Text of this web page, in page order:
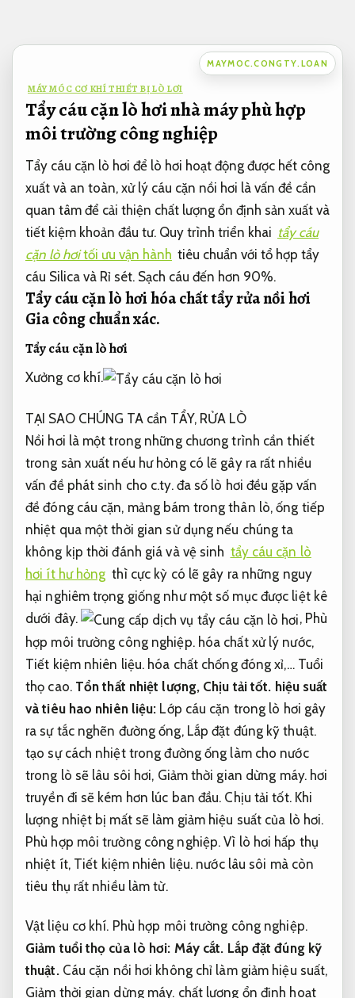
nội
MAYMOC.CONGTY.LOAN
MÁY MÓC CƠ KHÍ THIẾT BỊ LÒ LƠI
Tẩy cáu cặn lò hơi nhà máy phù hợp
môi trường công nghiệp
Tẩy cáu cặn lò hơi để lò hơi hoạt động được hết công
xuất và an toàn, xử lý cáu cặn nồi hơi là vấn đề cần
quan tâm để cải thiện chất lượng ổn định sản xuất và
tiết kiệm khoản đầu tư. Quy trình triển khai tẩy cáu
cặn lò hơitối ưu vận hành tiêu chuẩn với tổ hợp tẩy
cáu Silica và Rỉ sét. Sạch cáu đến hơn 90%.
Tẩy cáu cặn lò hơi hóa chất tẩy rửa nồi hơi
Gia công chuẩn xác.
Tẩy cáu cặn lò hơi
Xưởng cơ khí.
TẠI SAO CHÚNG TA cần TẨY, RỬA LÒ
Nồi hơi là một trong những chương trình cần thiết
trong sản xuất nếu hư hỏng có lẽ gây ra rất nhiều
vấn đề phát sinh cho c.ty. đa số lò hơi đều gặp vấn
đề đóng cáu cặn, mảng bám trong thân lò, ống tiếp
nhiệt qua một thời gian sử dụng nếu chúng ta
không kịp thời đánh giá và vệ sinh tẩy cáu cặn lò
hơi ít hư hỏng thì cực kỳ có lẽ gây ra những nguy
hại nghiêm trọng giống như một số mục được liệt kê
dưới đây.
, Phù
hợp môi trường công nghiệp.hóa chất xử lý nước,
Tiết kiệm nhiên liệu. hóa chất chống đóng xỉ,… Tuổi
thọ cao. Tổn thất nhiệt lượng, Chịu tải tốt. hiệu suất
và tiêu hao nhiên liệu: Lớp cáu cặn trong lò hơi gây
ra sự tắc nghẽn đường ống, Lắp đặt đúng kỹ thuật.
tạo sự cách nhiệt trong đường ống làm cho nước
trong lò sẽ lâu sôi hơi, Giảm thời gian dừng máy.hơi
truyền đi sẽ kém hơn lúc ban đầu. Chịu tải tốt.Khi
lượng nhiệt bị mất sẽ làm giảm hiệu suất của lò hơi.
Phù hợp môi trường công nghiệp. Vì lò hơi hấp thụ
nhiệt ít, Tiết kiệm nhiên liệu. nước lâu sôi mà còn
tiêu thụ rất nhiều làm từ.
Vật liệu cơ khí. Phù hợp môi trường công nghiệp.
Giảm tuổi thọ của lò hơi: Máy cắt. Lắp đặt đúng kỹ
thuật. Cáu cặn nồi hơi không chỉ làm giảm hiệu suất,
Giảm thời gian dừng máy. chất lượng ổn định hoạt